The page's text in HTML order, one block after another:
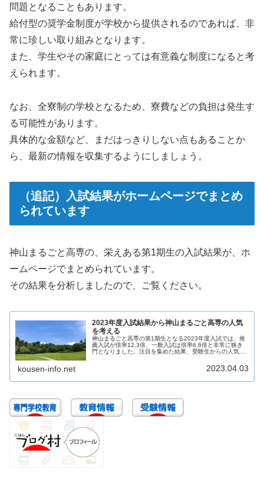
問題となることもあります。
給付型の奨学金制度が学校から提供されるのであれば、非
常に珍しい取り組みとなります。
また、学生やその家庭にとっては有意義な制度になると考
えられます。
なお、全寮制の学校となるため、寮費などの負担は発生す
る可能性があります。
具体的な金額など、まだはっきりしない点もあることか
ら、最新の情報を収集するようにしましょう。
（追記）入試結果がホームページでまとめ
られています
神山まるごと高専の、栄えある第1期生の入試結果が、ホ
ームページでまとめられています。
その結果を分析しましたので、ご覧ください。
2023年度入試結果から神山まるごと高専の人気
を考える
神山まるごと高専の第1期生となる2023年度入試では、推
薦入試が倍率12.3倍、一般入試は倍率6.6倍と非常に狭き
門となりました。注目を集めた結果、受験生からの人気も
kousen-info.net 2023.04.03